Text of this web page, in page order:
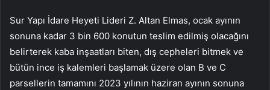
Sur Yapı İdare Heyeti Lideri Z. Altan Elmas, ocak ayının
sonuna kadar 3 bin 600 konutun teslim edilmiş olacağını
belirterek kaba inşaatları biten, dış cepheleri bitmek ve
bütün ince iş kalemleri başlamak üzere olan B ve C
parsellerin tamamını 2023 yılının haziran ayının sonuna